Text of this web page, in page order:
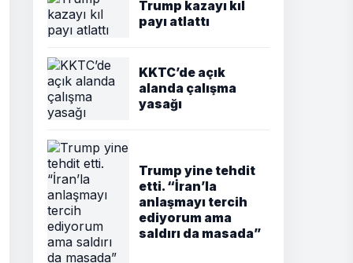
Trump kazayı kıl
payı atlattı
KKTC’de açık
alanda çalışma
yasağı
Trump yine tehdit
etti. “İran’la
anlaşmayı tercih
ediyorum ama
saldırı da masada”